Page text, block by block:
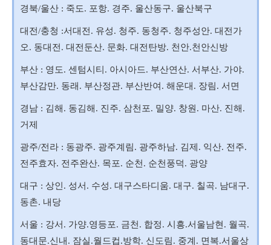
경북/울산 : 죽도. 포항. 경주. 울산동구. 울산북구
대전/충청 :서대전. 유성. 청주. 동청주. 청주성안. 대전가
오. 동대전. 대전둔산. 문화. 대전탄방. 천안.천안신방
부산 : 영도. 센텀시티. 아시아드. 부산연산. 서부산. 가야.
부산감만. 동래. 부산정관. 부산반여. 해운대. 장림. 서면
경남 : 김해. 동김해. 진주. 삼천포. 밀양. 창원. 마산. 진해.
거제
광주/전라 : 동광주. 광주계림. 광주하남. 김제. 익산. 전주.
전주효자. 전주완산. 목포. 순천. 순천풍덕. 광양
대구 : 상인. 성서. 수성. 대구스타디움. 대구. 칠곡. 남대구.
동촌. 내당
서울 : 강서. 가양.영등포. 금천. 합정. 시흥.서울남현. 월곡.
동대문.신내. 잠실.월드컵.방학. 신도림. 중계. 면복.서울상